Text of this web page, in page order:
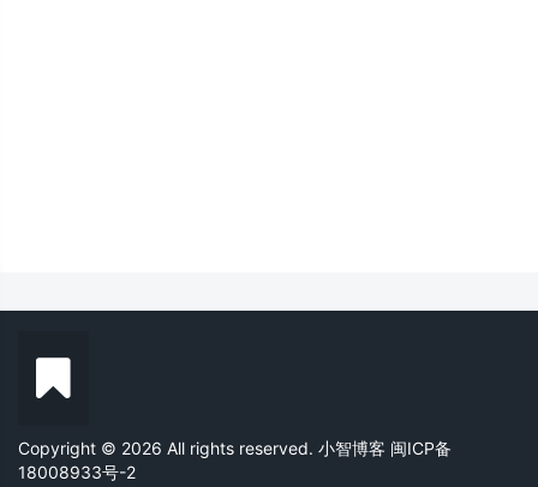
Copyright © 2026 All rights reserved. 小智博客 闽ICP备
18008933号-2